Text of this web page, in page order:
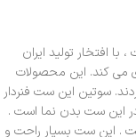
افتخار تولید ایران
می کند. این محصولات
سوتین این ست فنردار
این ست بدن نما است .
. این ست بسیار راحت و